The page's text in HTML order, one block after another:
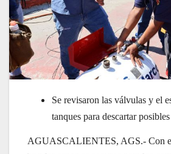
Se revisaron las válvulas y el
tanques para descartar
AGUASCALIENTES, AGS.- Con